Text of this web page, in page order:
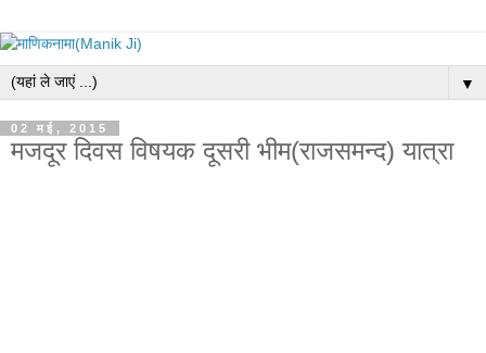
▼
02 मई, 2015
मजदूर दिवस विषयक दूसरी भीम(राजसमन्द) यात्रा